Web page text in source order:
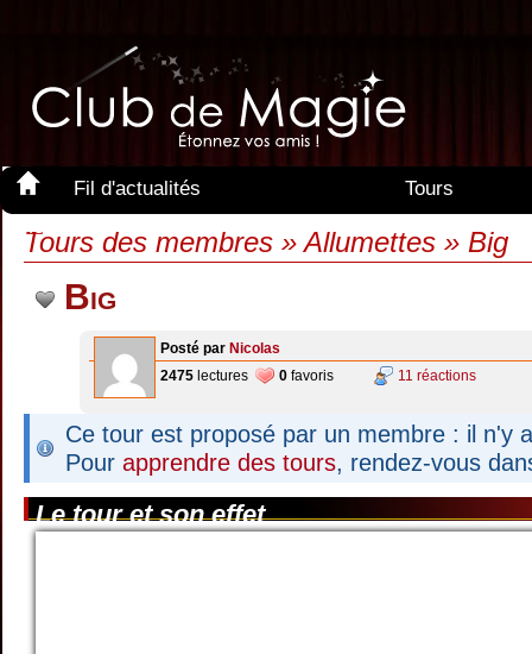
Fil d'actualités
Tours
Membres
Tours des membres » Allumettes » Big
Big
Posté par Nicolas
2475 lectures 0 favoris 11 réactions
Ce tour est proposé par un membre : il n'y
Pour apprendre des tours, rendez-vous
Le tour et son effet